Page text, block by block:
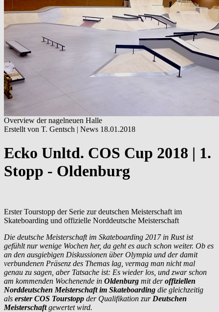
Overview der nagelneuen Halle
Erstellt von T. Gentsch | News 18.01.2018
Ecko Unltd. COS Cup 2018 | 1.
Stopp - Oldenburg
Erster Tourstopp der Serie zur deutschen Meisterschaft im
Skateboarding und offizielle Norddeutsche Meisterschaft
Die deutsche Meisterschaft im Skateboarding 2017 in Rust ist
gefühlt nur wenige Wochen her, da geht es auch schon weiter. Ob es
an den ausgiebigen Diskussionen über Olympia und der damit
verbundenen Präsenz des Themas lag, vermag man nicht mal
genau zu sagen, aber Tatsache ist: Es wieder los, und zwar schon
am kommenden Wochenende in Oldenburg mit deroffiziellen
Norddeutschen Meisterschaft im Skateboarding die gleichzeitig
als erster COS Tourstopp der Qualifikation zur Deutschen
Meisterschaftgewertet wird.